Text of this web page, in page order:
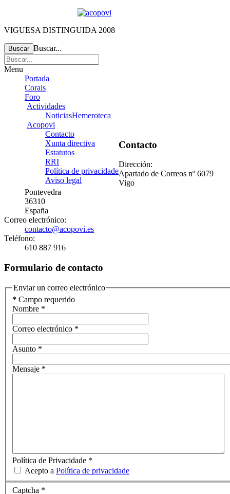
VIGUESA DISTINGUIDA 2008
Buscar Buscar...
Menu
Portada
Corais
Foro
Actividades
NoticiasHemeroteca
Acopovi
Contacto
Xunta directiva
Estatutos
RRI
Política de privacidade
Aviso legal
Contacto
Dirección:
Apartado de Correos nº 6079
Vigo
Pontevedra
36310
España
Correo electrónico:
contacto@acopovi.es
Teléfono:
610 887 916
Formulario de contacto
Enviar un correo electrónico
* Campo requerido
Nombre *
Correo electrónico *
Asunto *
Mensaje *
Política de Privacidade *
Acepto a Política de privacidade
Captcha *